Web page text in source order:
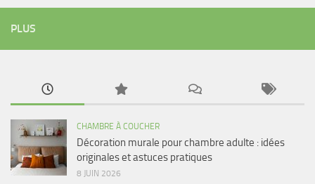
PLUS
CHAMBRE À COUCHER
Décoration murale pour chambre adulte : idées
originales et astuces pratiques
8 JUIN 2026